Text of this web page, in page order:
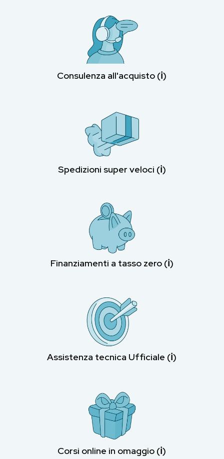
Consulenza all'acquisto (ℹ︎)
Spedizioni super veloci (ℹ︎)
Finanziamenti a tasso zero (ℹ︎)
Assistenza tecnica Ufficiale (ℹ︎)
Corsi online in omaggio (ℹ︎)